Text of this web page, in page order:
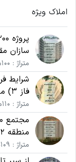
املاک ویژه
سازان
متراژ : 100متر
شرایط
فاز 3) منطقه 22
متراژ : 110متر
منطقه 22 - ابنیه سازان مقاوم قربانی
متراژ : 109متر